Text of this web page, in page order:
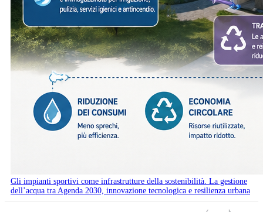
Gli impianti sportivi come infrastrutture della sostenibilità. La gestione
dell’acqua tra Agenda 2030, innovazione tecnologica e resilienza urbana